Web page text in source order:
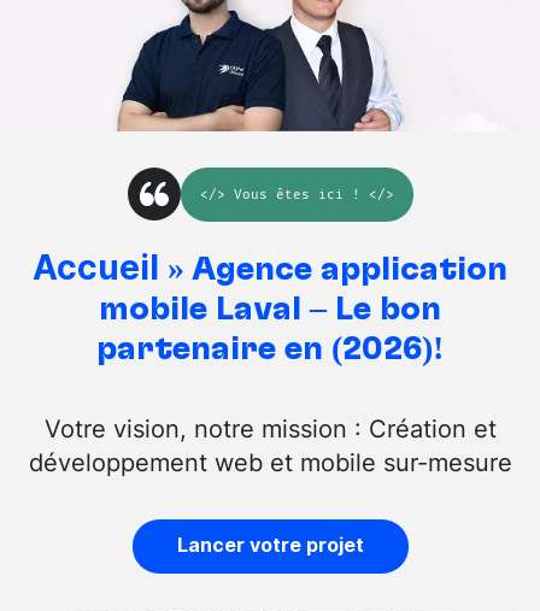
</> Vous êtes ici ! </>
Accueil » Agence application
mobile Laval – Le bon
partenaire en (2026)!
Votre vision, notre mission : Création et
développement web et mobile sur-mesure
Lancer votre projet